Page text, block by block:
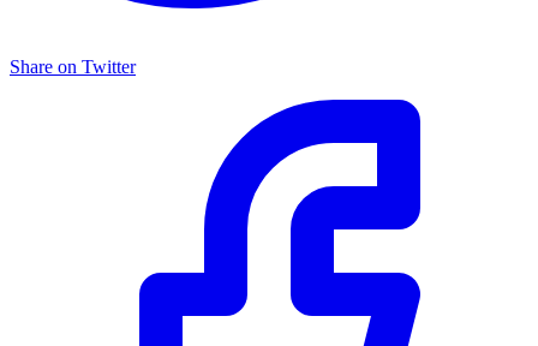
Share on Twitter